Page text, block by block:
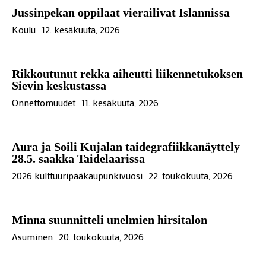
Jussinpekan oppilaat vierailivat Islannissa
Koulu 12. kesäkuuta, 2026
Rikkoutunut rekka aiheutti liikennetukoksen
Sievin keskustassa
Onnettomuudet 11. kesäkuuta, 2026
Aura ja Soili Kujalan taidegrafiikkanäyttely
28.5. saakka Taidelaarissa
2026 kulttuuripääkaupunkivuosi 22. toukokuuta, 2026
Minna suunnitteli unelmien hirsitalon
Asuminen 20. toukokuuta, 2026